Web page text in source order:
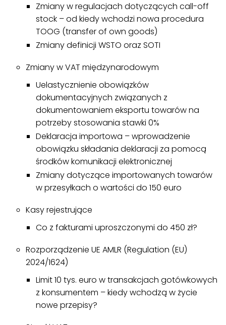
Zmiany w regulacjach dotyczących call-off
stock – od kiedy wchodzi nowa procedura
TOOG (transfer of own goods)
Zmiany definicji WSTO oraz SOTI
Zmiany w VAT międzynarodowym
Uelastycznienie obowiązków
dokumentacyjnych związanych z
dokumentowaniem eksportu towarów na
potrzeby stosowania stawki 0%
Deklaracja importowa – wprowadzenie
obowiązku składania deklaracji za pomocą
środków komunikacji elektronicznej
Zmiany dotyczące importowanych towarów
w przesyłkach o wartości do 150 euro
Kasy rejestrujące
Co z fakturami uproszczonymi do 450 zł?
Rozporządzenie UE AMLR (Regulation (EU)
2024/1624)
Limit 10 tys. euro w transakcjach gotówkowych
z konsumentem – kiedy wchodzą w życie
nowe przepisy?